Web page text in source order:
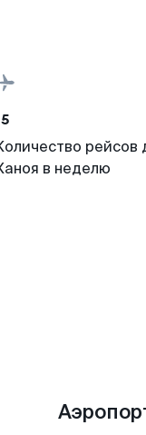
рейсов
в неделю